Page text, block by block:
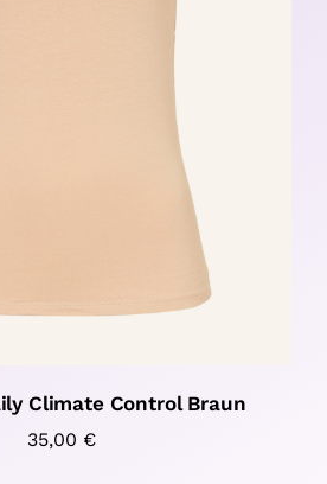
Climate Control Braun
35,00 €